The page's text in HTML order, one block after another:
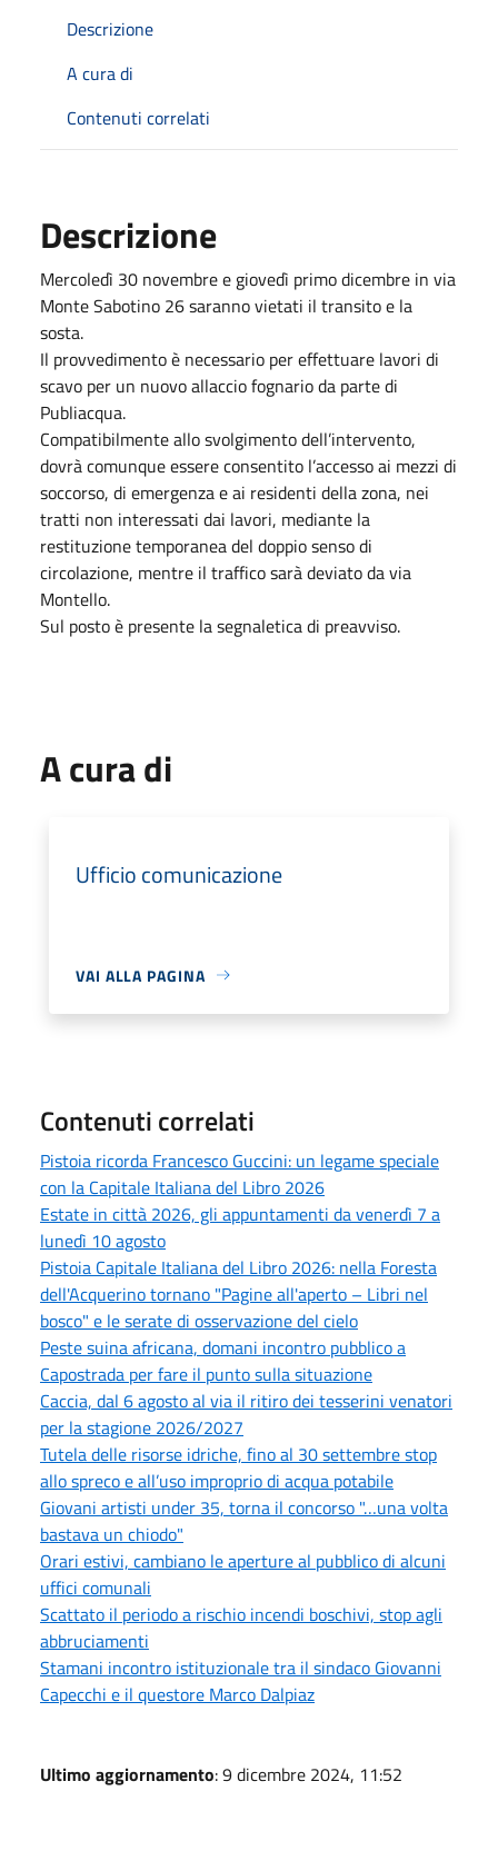
Descrizione
A cura di
Contenuti correlati
Descrizione
Mercoledì 30 novembre e giovedì primo dicembre in via
Monte Sabotino 26 saranno vietati il transito e la
sosta.
Il provvedimento è necessario per effettuare lavori di
scavo per un nuovo allaccio fognario da parte di
Publiacqua.
Compatibilmente allo svolgimento dell’intervento,
dovrà comunque essere consentito l’accesso ai mezzi di
soccorso, di emergenza e ai residenti della zona, nei
tratti non interessati dai lavori, mediante la
restituzione temporanea del doppio senso di
circolazione, mentre il traffico sarà deviato da via
Montello.
Sul posto è presente la segnaletica di preavviso.
A cura di
Ufficio comunicazione
VAI ALLA PAGINA
Contenuti correlati
Pistoia ricorda Francesco Guccini: un legame speciale
con la Capitale Italiana del Libro 2026
Estate in città 2026, gli appuntamenti da venerdì 7 a
lunedì 10 agosto
Pistoia Capitale Italiana del Libro 2026: nella Foresta
dell'Acquerino tornano "Pagine all'aperto – Libri nel
bosco" e le serate di osservazione del cielo
Peste suina africana, domani incontro pubblico a
Capostrada per fare il punto sulla situazione
Caccia, dal 6 agosto al via il ritiro dei tesserini venatori
per la stagione 2026/2027
Tutela delle risorse idriche, fino al 30 settembre stop
allo spreco e all’uso improprio di acqua potabile
Giovani artisti under 35, torna il concorso "…una volta
bastava un chiodo"
Orari estivi, cambiano le aperture al pubblico di alcuni
uffici comunali
Scattato il periodo a rischio incendi boschivi, stop agli
abbruciamenti
Stamani incontro istituzionale tra il sindaco Giovanni
Capecchi e il questore Marco Dalpiaz
Ultimo aggiornamento: 9 dicembre 2024, 11:52